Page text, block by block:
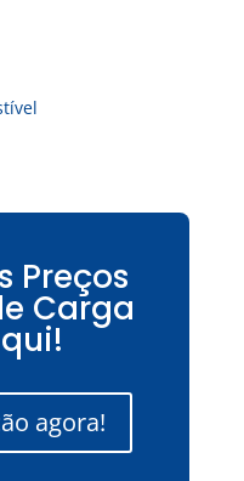
Preços
Carga
agora!